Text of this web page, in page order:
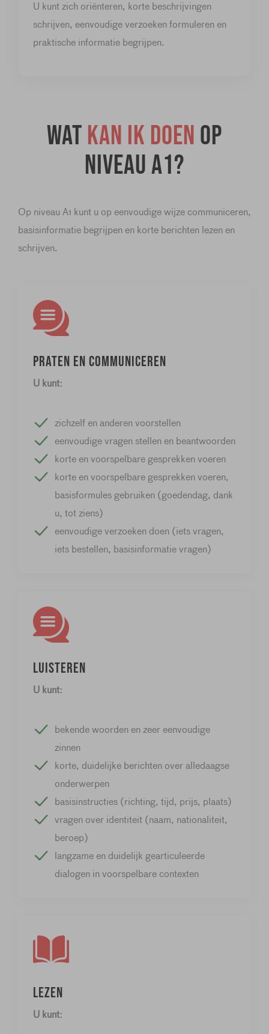
U kunt zich oriënteren, korte beschrijvingen
schrijven, eenvoudige verzoeken formuleren en
praktische informatie begrijpen.
Wat kan ik doen op
niveau A1?
Op niveau A1 kunt u op eenvoudige wijze communiceren,
basisinformatie begrijpen en korte berichten lezen en
schrijven.
Praten en communiceren
U kunt:
zichzelf en anderen voorstellen
eenvoudige vragen stellen en beantwoorden
korte en voorspelbare gesprekken voeren
korte en voorspelbare gesprekken voeren,
basisformules gebruiken (goedendag, dank
u, tot ziens)
eenvoudige verzoeken doen (iets vragen,
iets bestellen, basisinformatie vragen)
Luisteren
U kunt:
bekende woorden en zeer eenvoudige
zinnen
korte, duidelijke berichten over alledaagse
onderwerpen
basisinstructies (richting, tijd, prijs, plaats)
vragen over identiteit (naam, nationaliteit,
beroep)
langzame en duidelijk gearticuleerde
dialogen in voorspelbare contexten
Lezen
U kunt: